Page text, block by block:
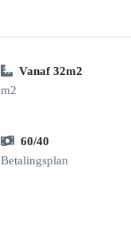
Vanaf 32m2
m2
60/40
Betalingsplan